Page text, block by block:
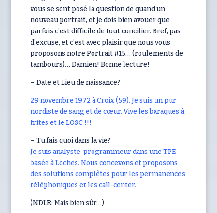
vous se sont posé la question de quand un
nouveau portrait, et je dois bien avouer que
parfois c’est difficile de tout concilier. Bref, pas
d’excuse, et c’est avec plaisir que nous vous
proposons notre Portrait #15… (roulements de
tambours)… Damien! Bonne lecture!
– Date et Lieu de naissance?
29 novembre 1972 à Croix (59). Je suis un pur
nordiste de sang et de cœur. Vive les baraques à
frites et le LOSC !!!
– Tu fais quoi dans la vie?
Je suis analyste-programmeur dans une TPE
basée à Loches. Nous concevons et proposons
des solutions complètes pour les permanences
téléphoniques et les call-center.
(NDLR: Mais bien sûr…)